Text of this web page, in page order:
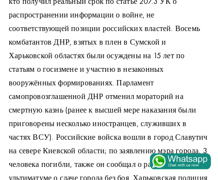
распространении информации о войне, не
соответствующей позиции российских властей. Восемь
комбатантов ДНР, взятых в плен в Сумской и
Харьковской областях были осуждены на 15 лет по
статьям о госизмене и участию в незаконных
вооружённых формированиях. Парламент
самопровозглашенной ДНР отменил мораторий на
смертную казнь (ранее к высшей мере наказания были
приговорены несколько иностранцев, служивших в
частях ВСУ). Российские войска вошли в город Славутич
на севере Киевской области; по заявлению мэра города, 3
человека погибли, также он сообщал о ранее полученном
ультиматуме о сдаче города без боя. Харьковская полиция